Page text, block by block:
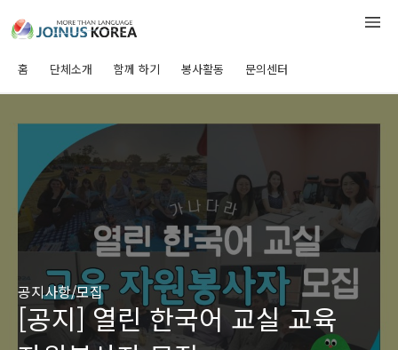
홈 단체소개 함께 하기 봉사활동 문의센터
공지사항/모집
[공지] 열린 한국어 교실 교육